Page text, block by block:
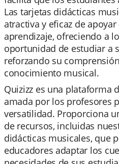
Las tarjetas didácticas
atractiva y eficaz de
aprendizaje, ofreciendo a
oportunidad de estudiar a
reforzando su
conocimiento musical.
Quizizz es una plataforma
amada por los profesores
versatilidad. Proporciona
de recursos, incluidas
didácticas musicales, que
educadores adaptar los